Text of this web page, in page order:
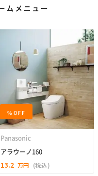
ムメニュー
% OFF
Panasonic
アラウーノ160
13.2 万円 (税込)